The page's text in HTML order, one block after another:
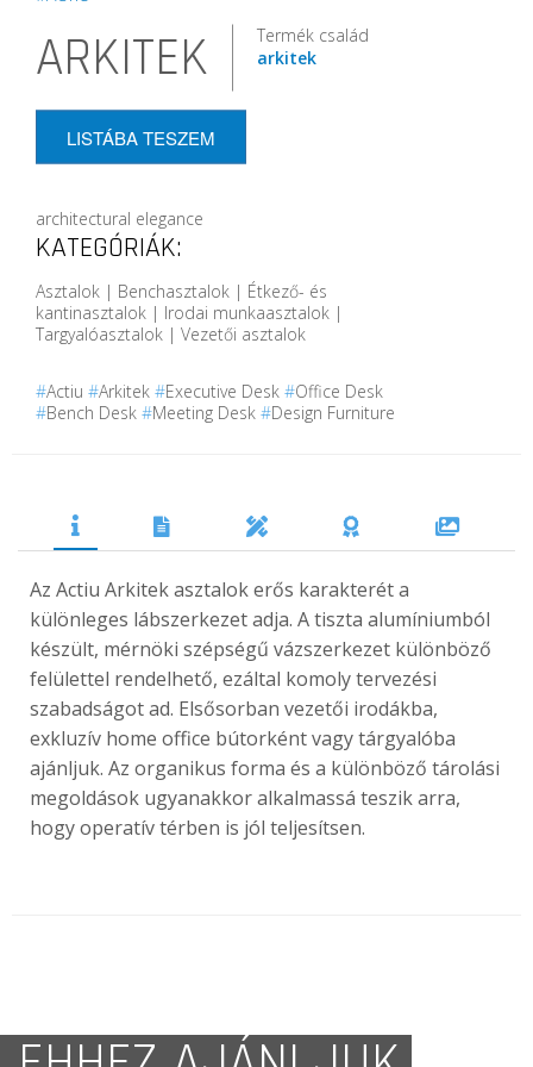
ARKITEK
Termék család
arkitek
LISTÁBA TESZEM
architectural elegance
KATEGÓRIÁK:
Asztalok | Benchasztalok | Étkező- és
kantinasztalok | Irodai munkaasztalok |
Targyalóasztalok | Vezetői asztalok
#Actiu #Arkitek #Executive Desk #Office Desk
#Bench Desk #Meeting Desk #Design Furniture
Az Actiu Arkitek asztalok erős karakterét a
különleges lábszerkezet adja. A tiszta alumíniumból
készült, mérnöki szépségű vázszerkezet különböző
felülettel rendelhető, ezáltal komoly tervezési
szabadságot ad. Elsősorban vezetői irodákba,
exkluzív home office bútorként vagy tárgyalóba
ajánljuk. Az organikus forma és a különböző tárolási
megoldások ugyanakkor alkalmassá teszik arra,
hogy operatív térben is jól teljesítsen.